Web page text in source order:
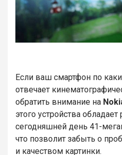
Если ваш смартфон по
отвечает
обратить внимание на
этого устройства
сегодняшней день 41-
что позволит забыть о
и качеством картинки.